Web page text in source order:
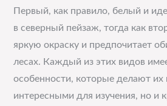
Первый, как правило, белый и
в северный пейзаж, тогда как
яркую окраску и предпочитает
лесах. Каждый из этих видов
особенности, которые делают их
интересными для изучения, но и